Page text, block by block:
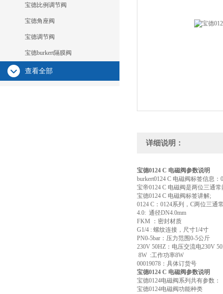
宝德比例调节阀
宝德角座阀
宝德调节阀
宝德burkert隔膜阀
查看全部
详细说明：
宝德0124 C 电磁阀参数说明
burkert0124 C 电磁阀标签信息：
宝帝0124 C 电磁阀是两位三通
宝德0124 C 电磁阀标签讲解;
0124 C：0124系列，C两位三通
4.0: 通径DN4.0mm
FKM ：密封材质
G1/4 : 螺纹连接，尺寸1/4寸
PN0-5bar：压力范围0-5公斤
230V 50HZ：电压交流电230V
8W :工作功率8W
00019078：具体订货号
宝德0124 C 电磁阀参数说明
宝德0124电磁阀系列共有参数：
宝德0124电磁阀功能种类